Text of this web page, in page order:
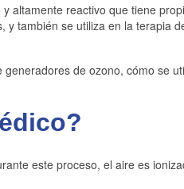
altamente reactivo que tiene
también se utiliza en la terapia
de ozono, cómo se
este proceso, el aire es